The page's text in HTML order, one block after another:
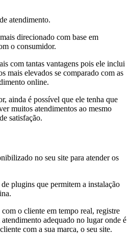
atendimento.
direcionado com base em
o consumidor.
com tantas vantagens pois ele inclui
mais elevados se comparado com as
online.
ainda é possível que ele tenha que
muitos atendimentos ao mesmo
satisfação.
no seu site para atender os
plugins que permitem a instalação
o cliente em tempo real, registre
adequado no lugar onde é
com a sua marca, o seu site.